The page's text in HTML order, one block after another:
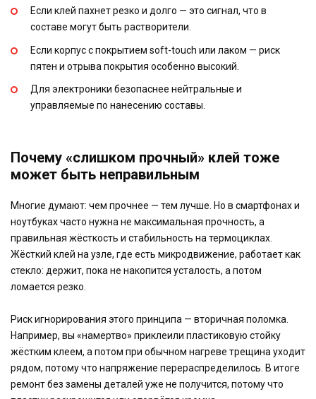
Если клей пахнет резко и долго — это сигнал, что в
составе могут быть растворители.
Если корпус с покрытием soft-touch или лаком — риск
пятен и отрыва покрытия особенно высокий.
Для электроники безопаснее нейтральные и
управляемые по нанесению составы.
Почему «слишком прочный» клей тоже
может быть неправильным
Многие думают: чем прочнее — тем лучше. Но в смартфонах и
ноутбуках часто нужна не максимальная прочность, а
правильная жёсткость и стабильность на термоциклах.
Жёсткий клей на узле, где есть микродвижение, работает как
стекло: держит, пока не накопится усталость, а потом
ломается резко.
Риск игнорирования этого принципа — вторичная поломка.
Например, вы «намертво» приклеили пластиковую стойку
жёстким клеем, а потом при обычном нагреве трещина уходит
рядом, потому что напряжение перераспределилось. В итоге
ремонт без замены деталей уже не получится, потому что